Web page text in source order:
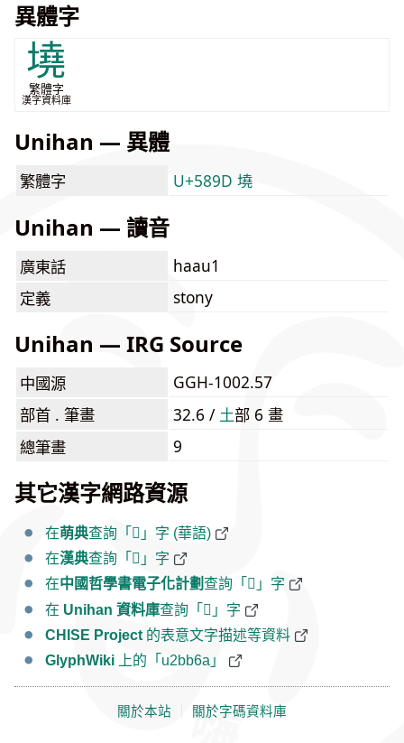
異體字
墝
繁體字
漢字資料庫
Unihan — 異體
繁體字 U+589D 墝
Unihan — 讀音
廣東話
haau1
定義
stony
Unihan — IRG Source
中國源
GGH-1002.57
部首 . 筆畫
32.6 / ⼟部 6 畫
總筆畫
9
其它漢字網路資源
在萌典查詢「𫭪」字 (華語)
在漢典查詢「𫭪」字
在中國哲學書電子化計劃查詢「𫭪」字
在 Unihan 資料庫查詢「𫭪」字
CHISE Project 的表意文字描述等資料
GlyphWiki 上的「u2bb6a」
關於本站 關於字碼資料庫